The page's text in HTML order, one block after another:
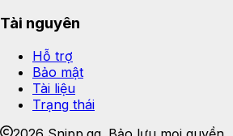
Tài nguyên
Hỗ trợ
Bảo mật
Tài liệu
Trạng thái